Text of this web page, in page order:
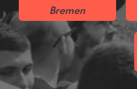
Bremen